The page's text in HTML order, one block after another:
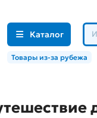
Каталог
Товары из-за рубежа